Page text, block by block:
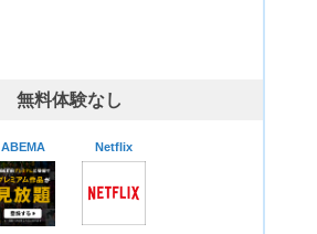
無料体験なし
ABEMA Netflix